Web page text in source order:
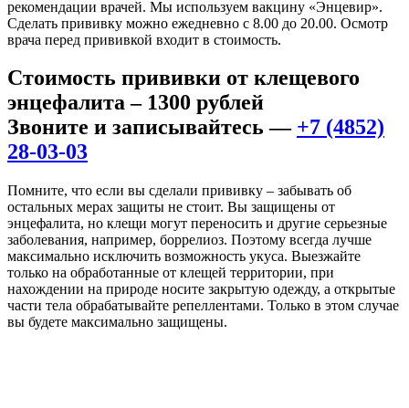
рекомендации врачей. Мы используем вакцину «Энцевир».
Сделать прививку можно ежедневно с 8.00 до 20.00. Осмотр
врача перед прививкой входит в стоимость.
Стоимость прививки от клещевого
энцефалита – 1300 рублей
Звоните и записывайтесь — +7 (4852)
28-03-03
Помните, что если вы сделали прививку – забывать об
остальных мерах защиты не стоит. Вы защищены от
энцефалита, но клещи могут переносить и другие серьезные
заболевания, например, боррелиоз. Поэтому всегда лучше
максимально исключить возможность укуса. Выезжайте
только на обработанные от клещей территории, при
нахождении на природе носите закрытую одежду, а открытые
части тела обрабатывайте репеллентами. Только в этом случае
вы будете максимально защищены.